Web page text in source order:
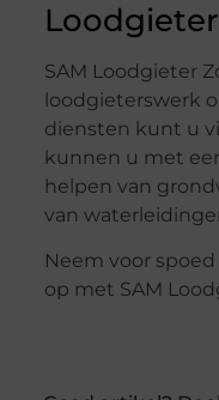
SAM Loodgieter
loodgieterswerk
diensten kunt u
kunnen u met
helpen van
van
Neem voor
op met SAM